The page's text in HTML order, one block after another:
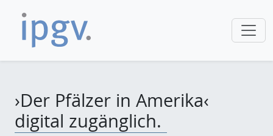
›Der Pfälzer in Amerika‹
digital zugänglich.